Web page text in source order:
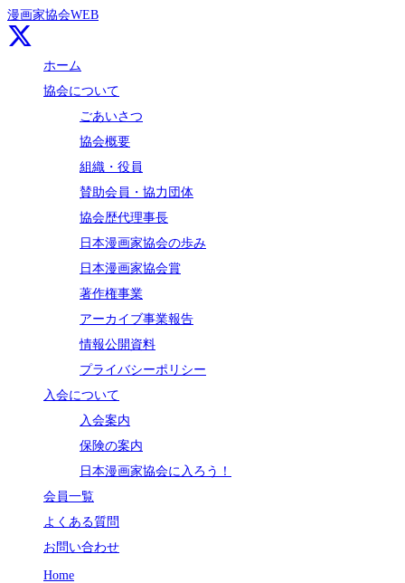
漫画家協会WEB
ホーム
協会について
ごあいさつ
協会概要
組織・役員
賛助会員・協力団体
協会歴代理事長
日本漫画家協会の歩み
日本漫画家協会賞
著作権事業
アーカイブ事業報告
情報公開資料
プライバシーポリシー
入会について
入会案内
保険の案内
日本漫画家協会に入ろう！
会員一覧
よくある質問
お問い合わせ
Home